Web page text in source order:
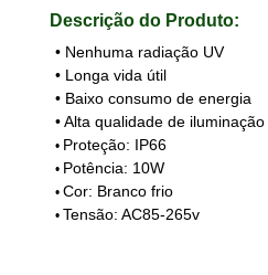
Descrição do Produto:
• Nenhuma radiação UV
• Longa vida útil
• Baixo consumo de energia
• Alta qualidade de iluminação
• Proteção: IP66
• Potência: 10W
• Cor: Branco frio
• Tensão: AC85-265v